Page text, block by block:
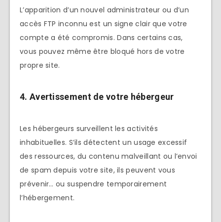
L’apparition d’un nouvel administrateur ou d’un
accès FTP inconnu est un signe clair que votre
compte a été compromis. Dans certains cas,
vous pouvez même être bloqué hors de votre
propre site.
4. Avertissement de votre hébergeur
Les hébergeurs surveillent les activités
inhabituelles. S’ils détectent un usage excessif
des ressources, du contenu malveillant ou l’envoi
de spam depuis votre site, ils peuvent vous
prévenir… ou suspendre temporairement
l’hébergement.